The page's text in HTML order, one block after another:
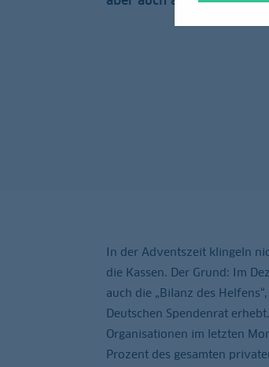
In der Adventszeit klingeln
die Kassen. Der Grund: Im
auch die „Bilanz des
Deutschen Spendenrat
Organisationen im letzten
Prozent des gesamten